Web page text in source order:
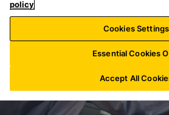
h
f
o
:
policy
Cookies Settings
Essential Cookies
Accept All